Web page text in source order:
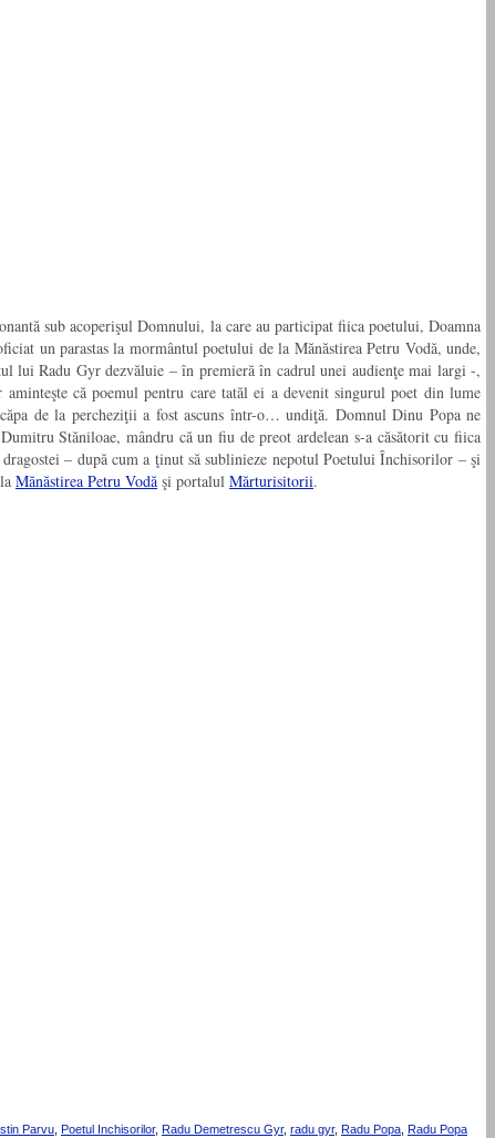
sub acoperişul Domnului, la care au participat fiica poetului, Doamna
un parastas la mormântul poetului de la Mănăstirea Petru Vodă, unde,
lui Radu Gyr dezvăluie – în premieră în cadrul unei audienţe mai largi -,
că poemul pentru care tatăl ei a devenit singurul poet din lume
de la percheziţii a fost ascuns într-o… undiţă. Domnul Dinu Popa ne
Stăniloae, mândru că un fiu de preot ardelean s-a căsătorit cu fiica
– după cum a ţinut să sublinieze nepotul Poetului Închisorilor – şi
Mănăstirea Petru Vodă şi portalul Mărturisitorii.
Parvu Poetul Inchisorilor, Radu Demetrescu Gyr, radu gyr, Radu Popa
Radu Popa